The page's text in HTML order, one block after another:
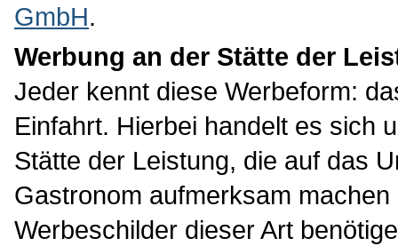
GmbH.
Werbung an der Stätte der
Jeder kennt diese Werbeform:
Einfahrt. Hierbei handelt es sich
Stätte der Leistung, die auf das
Gastronom aufmerksam machen
Werbeschilder dieser Art